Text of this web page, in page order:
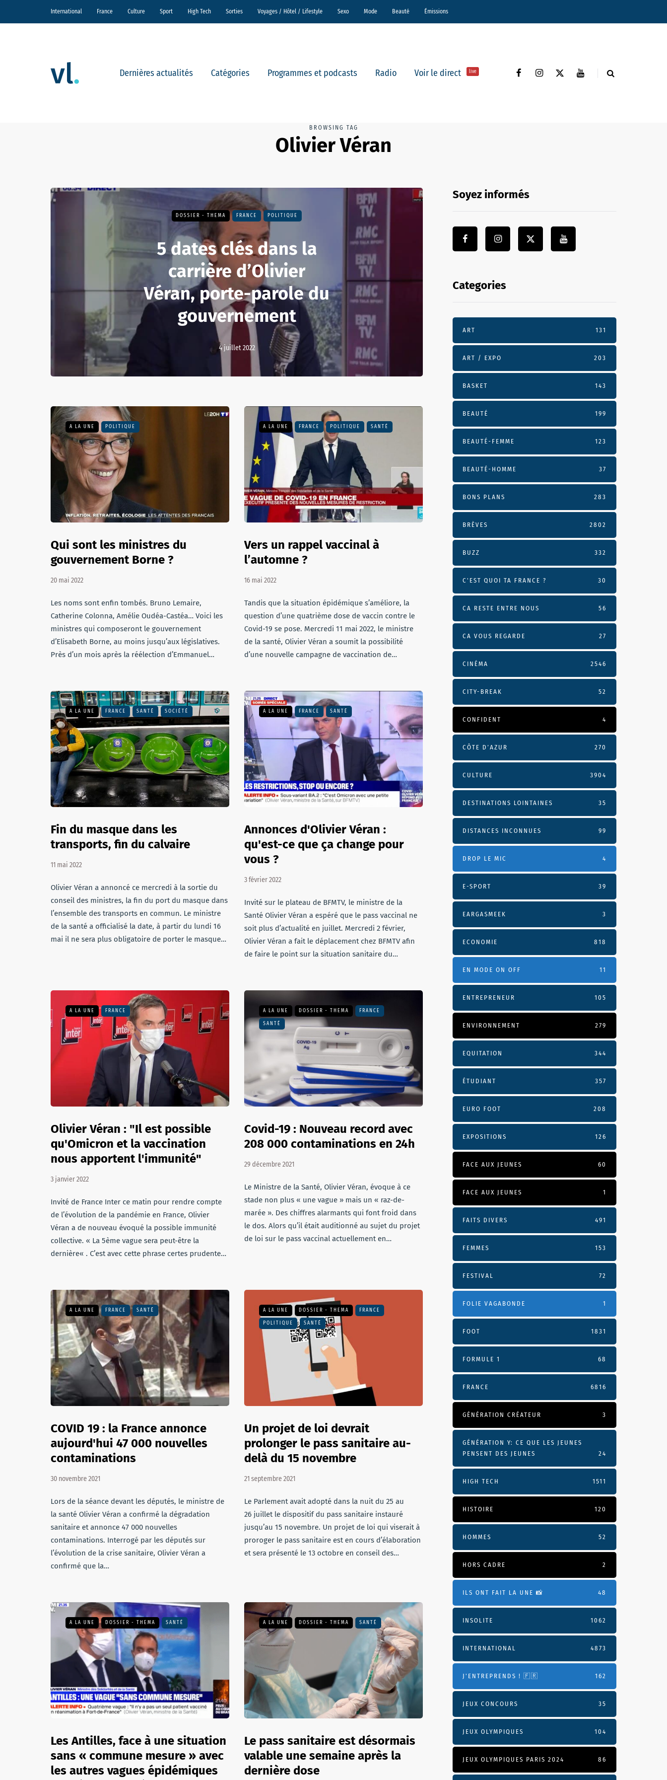
International France Culture Sport High Tech Sorties Voyages / Hôtel / Lifestyle Sexo Mode Beauté Émissions
Dernières actualités Catégories Programmes et podcasts Radio Voir le direct live
BROWSING TAG
Olivier Véran
DOSSIER - THEMA FRANCE POLITIQUE
5 dates clés dans la
carrière d’Olivier
Véran, porte-parole du
gouvernement
4 juillet 2022
A LA UNE POLITIQUE
Qui sont les ministres du
gouvernement Borne ?
20 mai 2022
Les noms sont enfin tombés. Bruno Lemaire,
Catherine Colonna, Amélie Oudéa-Castéa… Voici les
ministres qui composeront le gouvernement
d’Elisabeth Borne, au moins jusqu’aux législatives.
Près d’un mois après la réélection d’Emmanuel…
A LA UNE FRANCE POLITIQUE SANTÉ
Vers un rappel vaccinal à
l’automne ?
16 mai 2022
Tandis que la situation épidémique s’améliore, la
question d’une quatrième dose de vaccin contre le
Covid-19 se pose. Mercredi 11 mai 2022, le ministre
de la santé, Olivier Véran a soumit la possibilité
d’une nouvelle campagne de vaccination de…
A LA UNE FRANCE SANTÉ SOCIÉTÉ
Fin du masque dans les
transports, fin du calvaire
11 mai 2022
Olivier Véran a annoncé ce mercredi à la sortie du
conseil des ministres, la fin du port du masque dans
l’ensemble des transports en commun. Le ministre
de la santé a officialisé la date, à partir du lundi 16
mai il ne sera plus obligatoire de porter le masque…
A LA UNE FRANCE SANTÉ
Annonces d'Olivier Véran :
qu'est-ce que ça change pour
vous ?
3 février 2022
Invité sur le plateau de BFMTV, le ministre de la
Santé Olivier Véran a espéré que le pass vaccinal ne
soit plus d’actualité en juillet. Mercredi 2 février,
Olivier Véran a fait le déplacement chez BFMTV afin
de faire le point sur la situation sanitaire du…
A LA UNE FRANCE
Olivier Véran : "Il est possible
qu'Omicron et la vaccination
nous apportent l'immunité"
3 janvier 2022
Invité de France Inter ce matin pour rendre compte
de l’évolution de la pandémie en France, Olivier
Véran a de nouveau évoqué la possible immunité
collective. « La 5ème vague sera peut-être la
dernière« . C’est avec cette phrase certes prudente…
A LA UNE DOSSIER - THEMA FRANCE
SANTÉ
Covid-19 : Nouveau record avec
208 000 contaminations en 24h
29 décembre 2021
Le Ministre de la Santé, Olivier Véran, évoque à ce
stade non plus « une vague » mais un « raz-de-
marée ». Des chiffres alarmants qui font froid dans
le dos. Alors qu’il était auditionné au sujet du projet
de loi sur le pass vaccinal actuellement en…
A LA UNE FRANCE SANTÉ
COVID 19 : la France annonce
aujourd'hui 47 000 nouvelles
contaminations
30 novembre 2021
Lors de la séance devant les députés, le ministre de
la santé Olivier Véran a confirmé la dégradation
sanitaire et annonce 47 000 nouvelles
contaminations. Interrogé par les députés sur
l’évolution de la crise sanitaire, Olivier Véran a
confirmé que la…
A LA UNE DOSSIER - THEMA FRANCE
POLITIQUE SANTÉ
Un projet de loi devrait
prolonger le pass sanitaire au-
delà du 15 novembre
21 septembre 2021
Le Parlement avait adopté dans la nuit du 25 au
26 juillet le dispositif du pass sanitaire instauré
jusqu’au 15 novembre. Un projet de loi qui viserait à
proroger le pass sanitaire est en cours d’élaboration
et sera présenté le 13 octobre en conseil des…
A LA UNE DOSSIER - THEMA SANTÉ
Les Antilles, face à une situation
sans « commune mesure » avec
les autres vagues épidémiques
A LA UNE DOSSIER - THEMA SANTÉ
Le pass sanitaire est désormais
valable une semaine après la
dernière dose
Soyez informés
Categories
ART 131
ART / EXPO 203
BASKET 143
BEAUTÉ 199
BEAUTÉ-FEMME 123
BEAUTÉ-HOMME 37
BONS PLANS 283
BRÈVES 2802
BUZZ 332
C'EST QUOI TA FRANCE ? 30
CA RESTE ENTRE NOUS 56
CA VOUS REGARDE 27
CINÉMA 2546
CITY-BREAK 52
CONFIDENT 4
CÔTE D’AZUR 270
CULTURE 3904
DESTINATIONS LOINTAINES 35
DISTANCES INCONNUES 99
DROP LE MIC 4
E-SPORT 39
EARGASMEEK 3
ECONOMIE 818
EN MODE ON OFF 11
ENTREPRENEUR 105
ENVIRONNEMENT 279
EQUITATION 344
ÉTUDIANT 357
EURO FOOT 208
EXPOSITIONS 126
FACE AUX JEUNES 60
FACE AUX JEUNES 1
FAITS DIVERS 491
FEMMES 153
FESTIVAL 72
FOLIE VAGABONDE 1
FOOT 1831
FORMULE 1 68
FRANCE 6816
GÉNÉRATION CRÉATEUR 3
GÉNÉRATION Y: CE QUE LES JEUNES
PENSENT DES JEUNES
24
HIGH TECH 1511
HISTOIRE 120
HOMMES 52
HORS CADRE 2
ILS ONT FAIT LA UNE 📸 48
INSOLITE 1062
INTERNATIONAL 4873
J'ENTREPRENDS ! 🇫🇷 162
JEUX CONCOURS 35
JEUX OLYMPIQUES 104
JEUX OLYMPIQUES PARIS 2024 86